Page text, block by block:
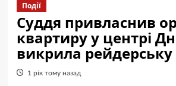
Події
Суддя привласнив
квартиру у центрі
викрила рейдерську
1 рік тому назад